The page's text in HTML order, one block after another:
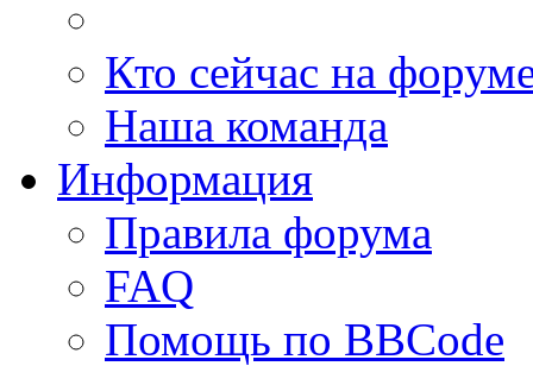
Кто сейчас на
Наша команда
Информация
Правила форума
FAQ
Помощь по BBCode